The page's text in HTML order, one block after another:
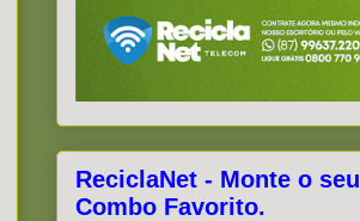
ReciclaNet - Monte o seu
Combo Favorito.